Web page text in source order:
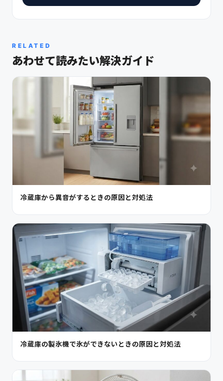
RELATED
あわせて読みたい解決ガイド
冷蔵庫から異音がするときの原因と対処法
冷蔵庫の製氷機で氷ができないときの原因と対処法